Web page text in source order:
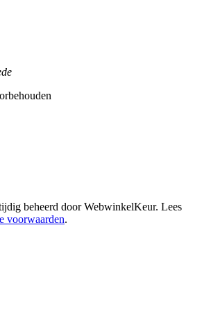
beheerd doorWebwinkelKeur. Lees
voorwaarden.